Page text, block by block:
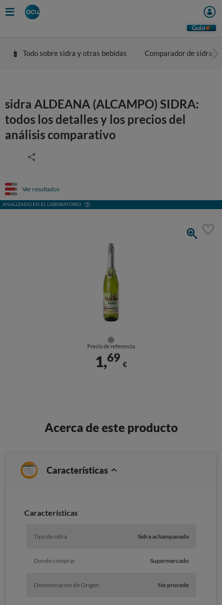
Guio
Todo sobre sidra y otras bebidas Comparador de sidras
sidra ALDEANA (ALCAMPO) SIDRA:
todos los detalles y los precios del
análisis comparativo
Ver resultados
ANALIZADO EN EL LABORATORIO
Precio de referencia
1,69
€
Acerca de este producto
Características
Caracterí­sticas
Tipo de sidra Sidra achampanada
Donde comprar Supermercado
Denominacion de Origen No procede